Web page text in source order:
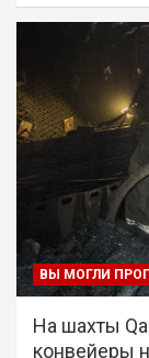
ВЫ МОГЛИ
На шахты
конвейеры